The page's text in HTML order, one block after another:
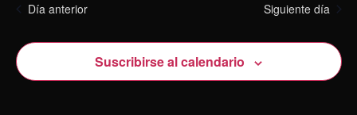
Día anterior Siguiente día
Suscribirse al calendario